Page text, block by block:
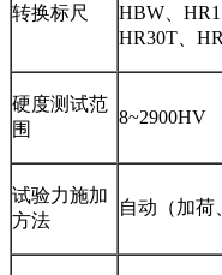
转换标尺
HBW、
HR30T、
硬度测试范
围
8~2900HV
试验力施加
方法
自动（加荷